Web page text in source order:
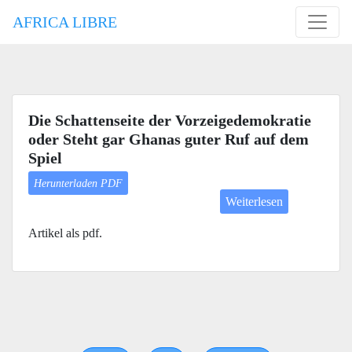
AFRICA LIBRE
Die Schattenseite der Vorzeigedemokratie
oder Steht gar Ghanas guter Ruf auf dem
Spiel
Herunterladen PDF
Weiterlesen
Artikel als pdf.